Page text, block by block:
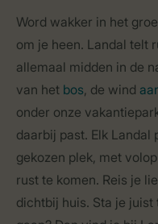
Word wakker in het
om je heen. Landal telt
allemaal midden in de
van het bos, de wind
onder onze
daarbij past. Elk Landal
gekozen plek, met
rust te komen. Reis je
dichtbij huis. Sta je